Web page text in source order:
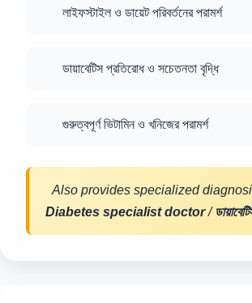
লাইফস্টাইল ও ডায়েট পরিবর্তনের পরামর্শ
ডায়াবেটিস প্রতিরোধ ও সচেতনতা বৃদ্ধি
গুরুত্বপূর্ণ ভিটামিন ও খনিজের পরামর্শ
Also provides specialized
Diabetes specialist doctor/